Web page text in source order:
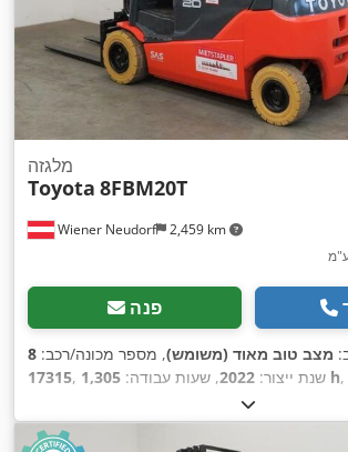
Wiener Neudorf 2,459 km
מלגזה
Toyota 8FBM20T
פנה
מצב טוב מאוד (משומש), מספר מכונה/רכב: 8FBM20T-
17315
, שנת ייצור: 2022, שעות עבודה: 1,305 h
הרמה חופשית:1,500 מ"מ
סוללה:750 אה , אורך המזלג:1,200 מ"מ